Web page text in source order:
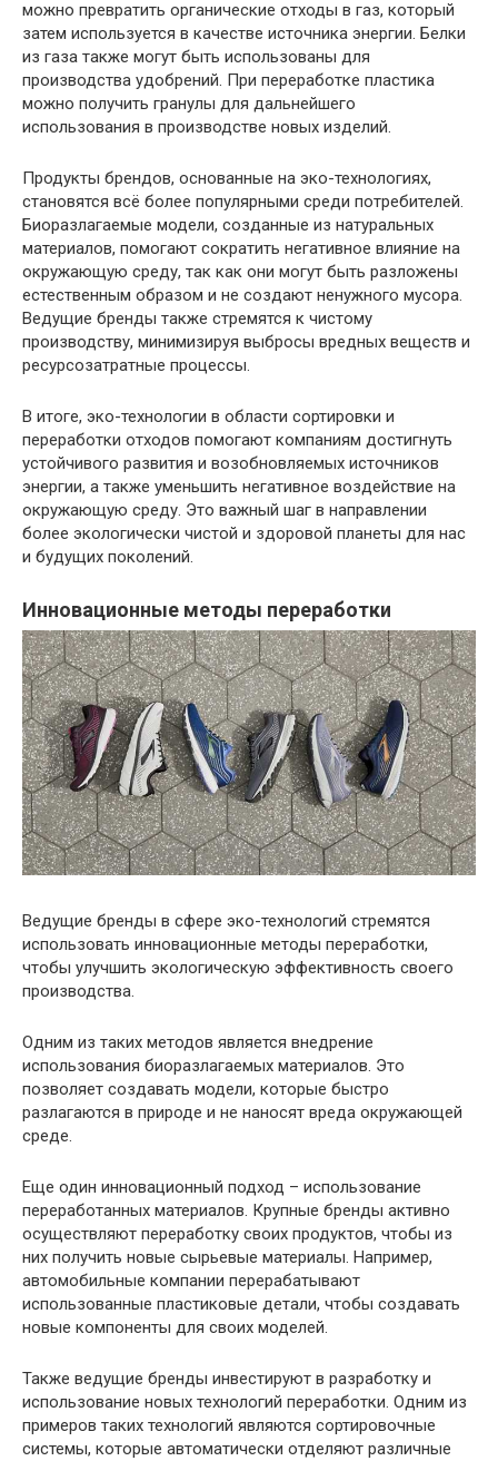
можно превратить органические отходы в газ, который
затем используется в качестве источника энергии. Белки
из газа также могут быть использованы для
производства удобрений. При переработке пластика
можно получить гранулы для дальнейшего
использования в производстве новых изделий.
Продукты брендов, основанные на эко-технологиях,
становятся всё более популярными среди потребителей.
Биоразлагаемые модели, созданные из натуральных
материалов, помогают сократить негативное влияние на
окружающую среду, так как они могут быть разложены
естественным образом и не создают ненужного мусора.
Ведущие бренды также стремятся к чистому
производству, минимизируя выбросы вредных веществ и
ресурсозатратные процессы.
В итоге, эко-технологии в области сортировки и
переработки отходов помогают компаниям достигнуть
устойчивого развития и возобновляемых источников
энергии, а также уменьшить негативное воздействие на
окружающую среду. Это важный шаг в направлении
более экологически чистой и здоровой планеты для нас
и будущих поколений.
Инновационные методы переработки
Ведущие бренды в сфере эко-технологий стремятся
использовать инновационные методы переработки,
чтобы улучшить экологическую эффективность своего
производства.
Одним из таких методов является внедрение
использования биоразлагаемых материалов. Это
позволяет создавать модели, которые быстро
разлагаются в природе и не наносят вреда окружающей
среде.
Еще один инновационный подход – использование
переработанных материалов. Крупные бренды активно
осуществляют переработку своих продуктов, чтобы из
них получить новые сырьевые материалы. Например,
автомобильные компании перерабатывают
использованные пластиковые детали, чтобы создавать
новые компоненты для своих моделей.
Также ведущие бренды инвестируют в разработку и
использование новых технологий переработки. Одним из
примеров таких технологий являются сортировочные
системы, которые автоматически отделяют различные